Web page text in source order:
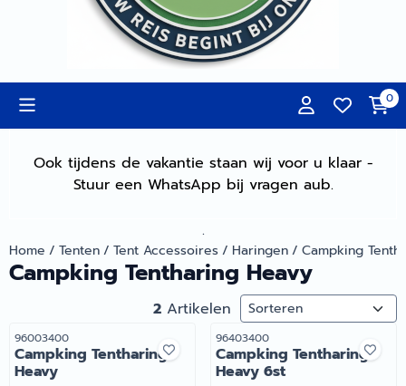
0
Ook tijdens de vakantie staan wij voor u klaar -
Stuur een WhatsApp bij vragen aub.
.
Home / Tenten/ Tent Accessoires/ Haringen/ Campking
Campking Tentharing Heavy
2 Artikelen Sorteermethode
Artikelnummer
96003400
Campking Tentharing
Heavy
Artikelnummer
96403400
Campking Tentharing
Heavy 6st